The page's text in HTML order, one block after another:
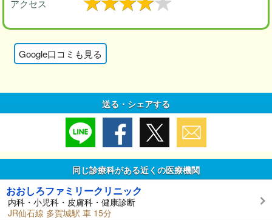
アクセス
Google口コミも見る
送る・シェアする
同じ診療科がある近くの医療機関
おおしろファミリークリニック
内科・小児科・皮膚科・健康診断
JR仙石線 多賀城駅 車 15分